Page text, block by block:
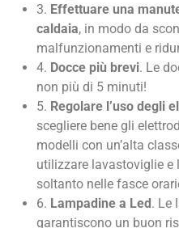
3. Effettuare una
caldaia, in modo da
malfunzionamenti e
4. Docce più brevi. Le
non più di 5 minuti!
5. Regolare l’uso degli
scegliere bene gli
modelli con un’alta
utilizzare lavastoviglie e
soltanto nelle fasce
6. Lampadine a Led. Le
garantiscono un buon